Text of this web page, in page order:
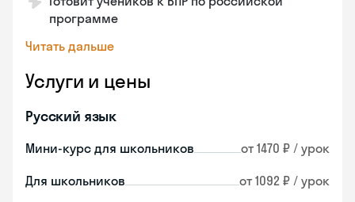
программе
Читать дальше
Услуги и цены
Русский язык
Мини-курс для школьников от 1470 ₽ / урок
Для школьников от 1092 ₽ / урок